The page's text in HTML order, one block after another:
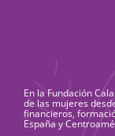
En la Fundación
de las mujeres
financieros,
España y